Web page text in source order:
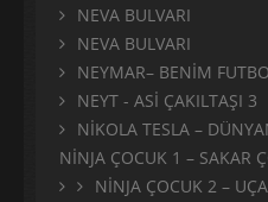
NEVA BULVARI
NEVA BULVARI
NEYMAR– BENİM
NEYT - ASİ ÇAKILTAŞI 3
NİKOLA TESLA –
NİNJA ÇOCUK 1 – SAKAR
NİNJA ÇOCUK 2 –